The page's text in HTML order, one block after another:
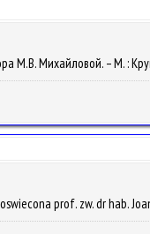
М.В. Михайловой. – М. :
prof. zw. dr hab.